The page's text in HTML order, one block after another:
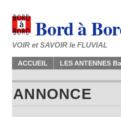
Bord à
VOIR et SAVOIR le FLUVIAL
ACCUEIL LES ANTENNES
ANNONCE